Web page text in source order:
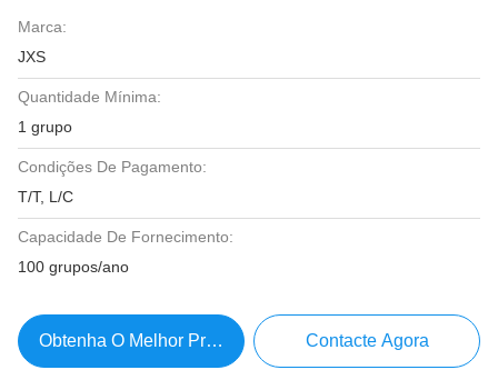
Marca:
JXS
Quantidade Mínima:
1 grupo
Condições De Pagamento:
T/T, L/C
Capacidade De Fornecimento:
100 grupos/ano
Obtenha O Melhor Preço Contacte Agora